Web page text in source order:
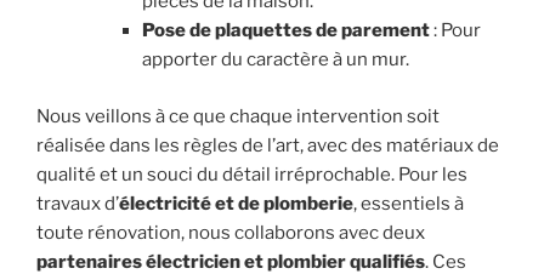
Pose de plaquettes de parement: Pour
apporter du caractère à un mur.
Nous veillons à ce que chaque intervention soit
réalisée dans les règles de l’art, avec des matériaux de
qualité et un souci du détail irréprochable. Pour les
travaux d’électricité et de plomberie, essentiels à
toute rénovation, nous collaborons avec deux
partenaires électricien et plombier qualifiés. Ces